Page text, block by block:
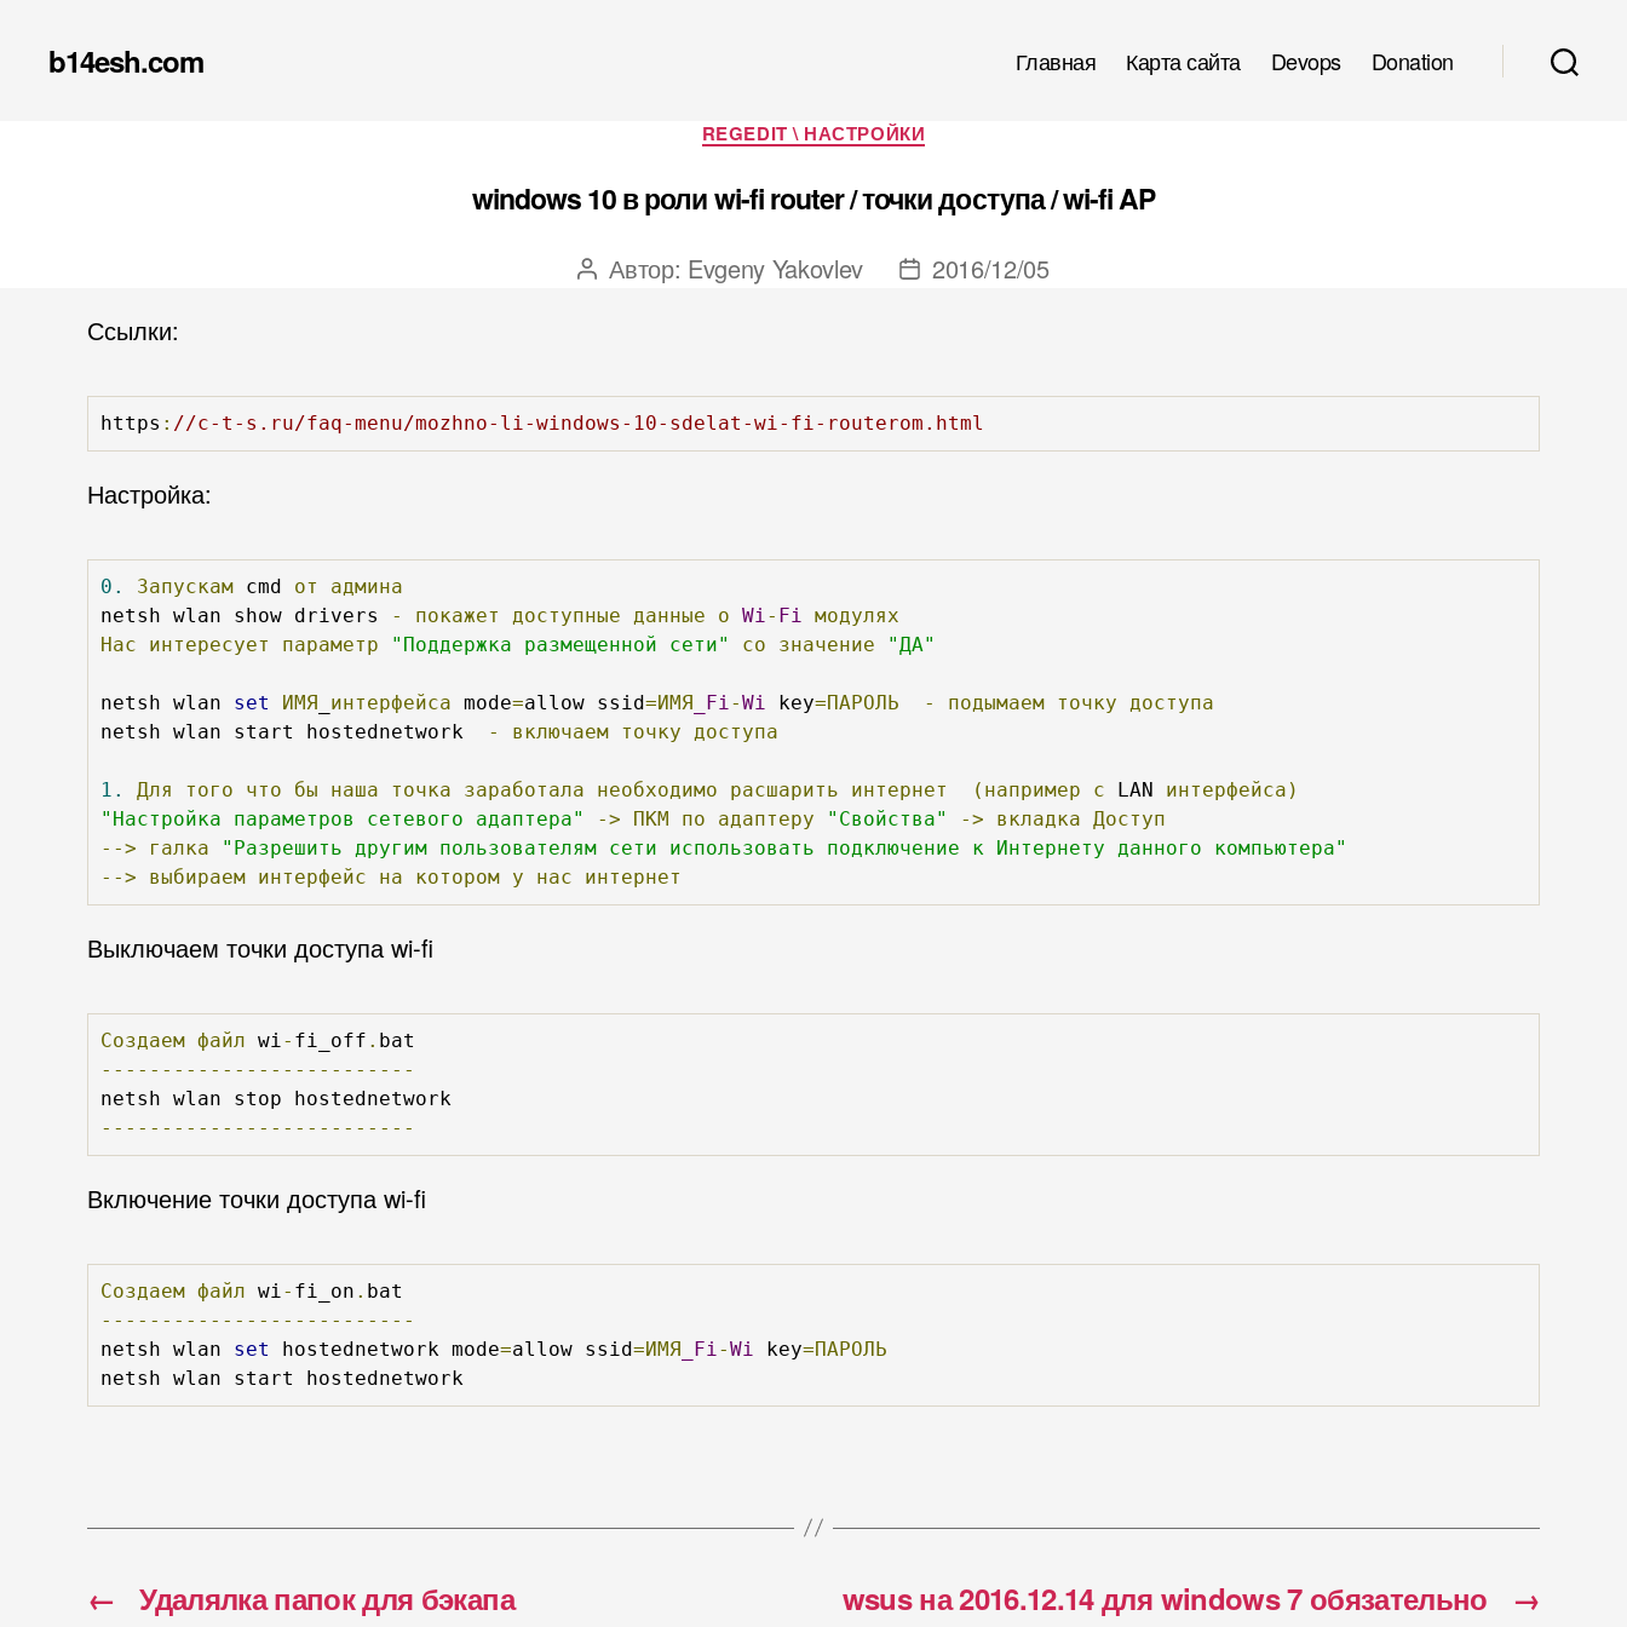
b14esh.com Главная Карта сайта Devops
Donation
Рубрики
REGEDIT \ НАСТРОЙКИ
windows 10 в роли wi-fi router / точки доступа / wi-fi AP
Автор
Автор: Evgeny Yakovlev
Дата2016/12/05
Ссылки:
https : //c-t-s.ru/faq-menu/mozhno-li-windows-10-sdelat-wi-fi-routerom.html
Настройка:
0. Запускам cmd от
админа
netsh wlan show drivers
- покажет доступные данные о Wi - Fi
модулях
Нас
интересует параметр "Поддержка размещенной сети" со значение "ДА"
netsh wlan set ИМЯ интерфейса mode=allow ssid=ИМЯ _Fi -Wi key=ПАРОЛЬ - подымаем точку
доступа
netsh wlan start hostednetwork
- включаем точку доступа
1. Для того что бы наша точка заработала необходимо расшарить интернет (например с LAN интерфейса)
"Настройка параметров сетевого адаптера"
-> ПКМ по адаптеру "Свойства" -> вкладка
Доступ
-->
галка
"Разрешить другим пользователям сети использовать подключение к Интернету данного компьютера"
-->
выбираем интерфейс на котором у нас интернет
Выключаем точки доступа wi-fi
Создаем файл wi - fi_off .
--------------------------
--------------------------
Включение точки доступа wi-fi
Создаем файл wi - fi_on .
--------------------------
netsh wlan set hostednetwork mode=allow ssid=ИМЯ _Fi -Wi key=ПАРОЛЬ
netsh wlan start hostednetwork
← Удалялка папок для бэкапа →
wsus на 2016.12.14 для windows 7 обязательно